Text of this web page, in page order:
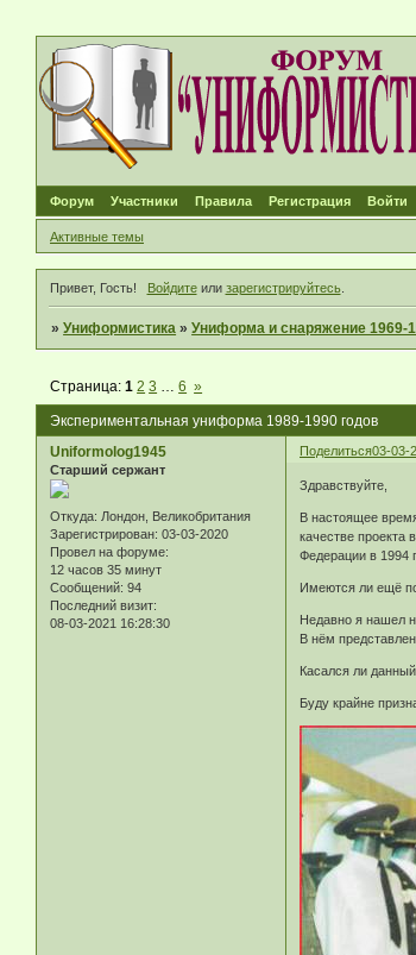
Форум Участники Правила Регистрация Войти
Активные темы
Привет, Гость! Войдитеили зарегистрируйтесь.
»Униформистика »Униформа и снаряжение 1969-
Экспериментальная униформа 1989-1990 годов
Страница:1 2 3 6 »
Поделиться03-03-
Uniformolog1945
Старший сержант
Откуда: Лондон, Великобритания
Зарегистрирован: 03-03-2020
Провел на форуме:
12 часов 35 минут
Сообщений: 94
Последний визит:
08-03-2021 16:28:30
Здравствуйте,
В настоящее
качестве
Федерации в 1994
Имеются ли ещё
Недавно я нашел
В нём
Касался ли
Буду крайне